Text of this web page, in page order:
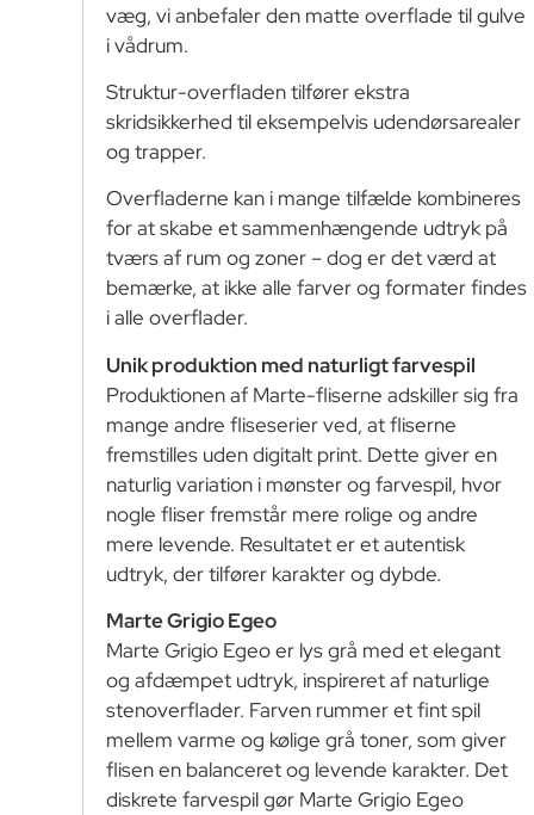
væg, vi anbefaler den matte overflade til gulve
i vådrum.
Struktur-overfladen tilfører ekstra
skridsikkerhed til eksempelvis udendørsarealer
og trapper.
Overfladerne kan i mange tilfælde kombineres
for at skabe et sammenhængende udtryk på
tværs af rum og zoner – dog er det værd at
bemærke, at ikke alle farver og formater findes
i alle overflader.
Unik produktion med naturligt farvespil
Produktionen af Marte-fliserne adskiller sig fra
mange andre fliseserier ved, at fliserne
fremstilles uden digitalt print. Dette giver en
naturlig variation i mønster og farvespil, hvor
nogle fliser fremstår mere rolige og andre
mere levende. Resultatet er et autentisk
udtryk, der tilfører karakter og dybde.
Marte Grigio Egeo
Marte Grigio Egeo er lys grå med et elegant
og afdæmpet udtryk, inspireret af naturlige
stenoverflader. Farven rummer et fint spil
mellem varme og kølige grå toner, som giver
flisen en balanceret og levende karakter. Det
diskrete farvespil gør Marte Grigio Egeo